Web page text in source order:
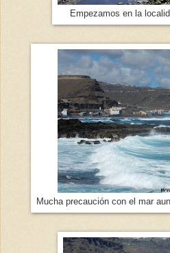
Empezamos en la
Mucha precaución con el mar